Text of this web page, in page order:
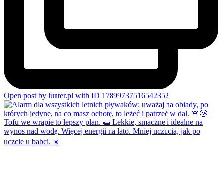
Open post by lunter.pl with ID 17899737516542352